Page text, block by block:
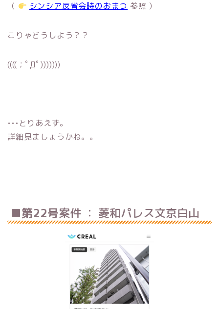
（
シンシア反省会時のおまつ 参照 ）
こりゃどうしよう？？
((((；ﾟДﾟ)))))))
•••とりあえず。
詳細見ましょうかね。。
■第22号案件 ： 菱和パレス文京白山